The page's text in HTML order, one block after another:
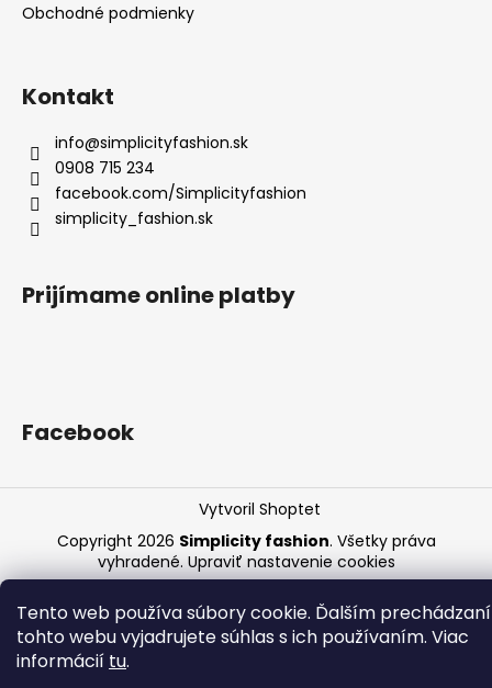
Tento web používa súbory cookie. Ďalším
tohto webu vyjadrujete súhlas s ich používaním. Viac
informácií tu.
Obchodné podmienky
Kontakt
info@simplicityfashion.sk
0908 715 234
facebook.com/Simplicityfashion
simplicity_fashion.sk
Prijímame online platby
Facebook
Vytvoril Shoptet
Copyright 2026 Simplicity fashion. Všetky práva
vyhradené. Upraviť nastavenie cookies